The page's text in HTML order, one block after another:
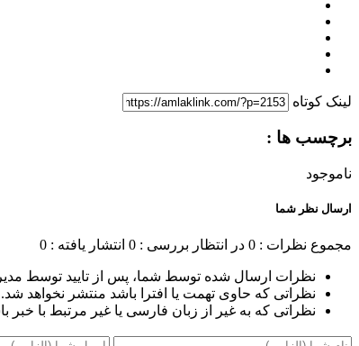
لینک کوتاه
برچسب ها :
ناموجود
ارسال نظر شما
مجموع نظرات : 0 در انتظار بررسی : 0 انتشار یافته : 0
نظرات ارسال شده توسط شما، پس از تایید توسط
نظراتی که حاوی تهمت یا افترا باشد منتشر نخواهد شد.
نظراتی که به غیر از زبان فارسی یا غیر مرتبط با خبر